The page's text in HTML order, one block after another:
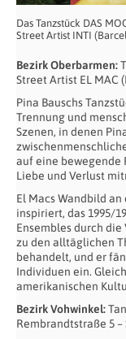
Das Tanzstück DAS
Street Artist INTI
Bezirk Oberbarmen:
Street Artist EL MAC
Pina Bauschs
Trennung und
Szenen, in denen
auf eine bewegende
Liebe und Verlust
El Macs Wandbild
inspiriert, das 1995/
Ensembles durch
zu den alltäglichen
behandelt, und er
Individuen ein.
amerikanischen
Bezirk Vohwinkel:
Rembrandtstraße 5 –